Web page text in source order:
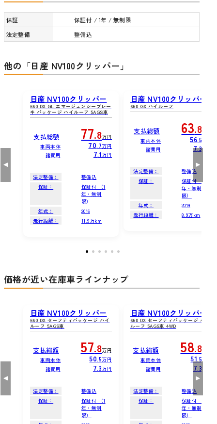
保証
保証付 / 1年 / 無制限
法定整備
整備込
他の「日産 NV100クリッパー」
日産 NV100クリッパー
660 DX GL エマージェンシーブレー
キ パッケージ ハイルーフ 5AGS車
支払総額 77.8万円
車両本体
70.7万円
諸費用
7.1 万円
法定整備：
整備込
保証：
保証付 （1
年・無制
限）
年式：
2016
走行距離：
11.9万km
日産 NV100クリッパー
660 GX ハイルーフ
支払総額 63.8
車両本体
56.5
諸費用
7.3万円
法定整備：
整備込
保証：
保証付 （1
年・無制
限）
年式：
2019
走行距離：
8.9万km
価格が近い在庫車ラインナップ
日産 NV100クリッパー
660 DX セーフティパッケージ ハイ
ルーフ 5AGS車
支払総額 57.8万円
車両本体
50.5万円
諸費用
7.3万円
法定整備：
整備込
保証：
保証付 （1
年・無制
限）
日産 NV100クリッパー
660 DX セーフティパッケージ ハイ
ルーフ 5AGS車 4WD
支払総額 58.8
車両本体
51.5
諸費用
7 .3
法定整備：
整備込
保証：
保証付 （1
年・無制
限）